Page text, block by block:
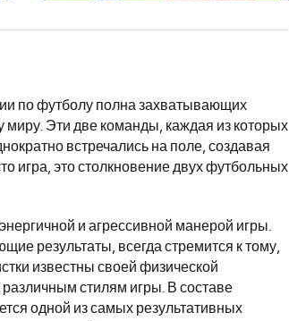
по футболу полна захватывающих
Эти две команды, каждая из которых
встречались на поле, создавая
игра, это столкновение двух футбольных
и агрессивной манерой игры.
результаты, всегда стремится к тому,
известны своей физической
различным стилям игры. В составе
одной из самых результативных